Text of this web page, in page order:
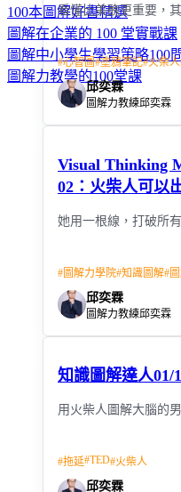
100本圖解好書精選
圖解在企業的 100 堂實戰課
圖解中小學生學習策略100
圖解力教學的100堂課
看懂比美醜更重要，
#心智圖#塗鴉筆記#火柴人
邱奕霖
圖解力教練邱奕霖
Visual Thinking
02：火柴人可以
她用一根線，打破所
#圖解力學院#知識圖解#
邱奕霖
圖解力教練邱奕霖
知識圖解達人01/
用火柴人圖解大腦的
#拖延#TED#火柴人
邱奕霖